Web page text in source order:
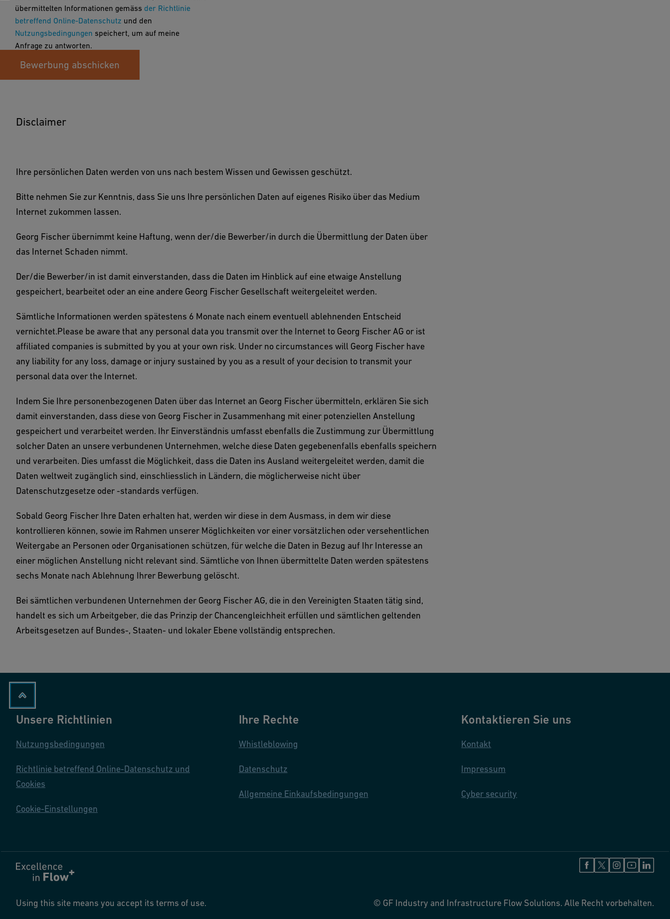
übermittelten Informationen gemäss der Richtlinie
betreffend Online-Datenschutz und den
Nutzungsbedingungen speichert, um auf meine
Anfrage zu antworten.
Bewerbung abschicken
Disclaimer
Ihre persönlichen Daten werden von uns nach bestem Wissen und Gewissen geschützt.
Bitte nehmen Sie zur Kenntnis, dass Sie uns Ihre persönlichen Daten auf eigenes Risiko über das Medium
Internet zukommen lassen.
Georg Fischer übernimmt keine Haftung, wenn der/die Bewerber/in durch die Übermittlung der Daten über
das Internet Schaden nimmt.
Der/die Bewerber/in ist damit einverstanden, dass die Daten im Hinblick auf eine etwaige Anstellung
gespeichert, bearbeitet oder an eine andere Georg Fischer Gesellschaft weitergeleitet werden.
Sämtliche Informationen werden spätestens 6 Monate nach einem eventuell ablehnenden Entscheid
vernichtet.Please be aware that any personal data you transmit over the Internet to Georg Fischer AG or ist
affiliated companies is submitted by you at your own risk. Under no circumstances will Georg Fischer have
any liability for any loss, damage or injury sustained by you as a result of your decision to transmit your
personal data over the Internet.
Indem Sie Ihre personenbezogenen Daten über das Internet an Georg Fischer übermitteln, erklären Sie sich
damit einverstanden, dass diese von Georg Fischer in Zusammenhang mit einer potenziellen Anstellung
gespeichert und verarbeitet werden. Ihr Einverständnis umfasst ebenfalls die Zustimmung zur Übermittlung
solcher Daten an unsere verbundenen Unternehmen, welche diese Daten gegebenenfalls ebenfalls speichern
und verarbeiten. Dies umfasst die Möglichkeit, dass die Daten ins Ausland weitergeleitet werden, damit die
Daten weltweit zugänglich sind, einschliesslich in Ländern, die möglicherweise nicht über
Datenschutzgesetze oder -standards verfügen.
Sobald Georg Fischer Ihre Daten erhalten hat, werden wir diese in dem Ausmass, in dem wir diese
kontrollieren können, sowie im Rahmen unserer Möglichkeiten vor einer vorsätzlichen oder versehentlichen
Weitergabe an Personen oder Organisationen schützen, für welche die Daten in Bezug auf Ihr Interesse an
einer möglichen Anstellung nicht relevant sind. Sämtliche von Ihnen übermittelte Daten werden spätestens
sechs Monate nach Ablehnung Ihrer Bewerbung gelöscht.
Bei sämtlichen verbundenen Unternehmen der Georg Fischer AG, die in den Vereinigten Staaten tätig sind,
handelt es sich um Arbeitgeber, die das Prinzip der Chancengleichheit erfüllen und sämtlichen geltenden
Arbeitsgesetzen auf Bundes-, Staaten- und lokaler Ebene vollständig entsprechen.
Unsere Richtlinien
Nutzungsbedingungen
Richtlinie betreffend Online-Datenschutz und
Cookies
Cookie-Einstellungen
Ihre Rechte
Whistleblowing
Datenschutz
Allgemeine Einkaufsbedingungen
Kontaktieren Sie uns
Kontakt
Impressum
Cyber security
Using this site means you accept its terms of use. © GF Industry and Infrastructure Flow Solutions. Alle Recht vorbehalten.